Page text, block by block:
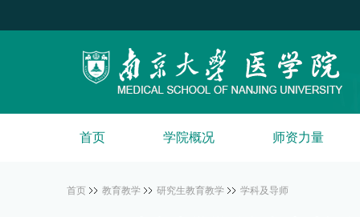
首页 学院概况 师资力量
首页 教育教学 研究生教育教学 学科及导师